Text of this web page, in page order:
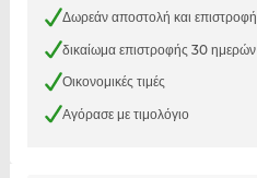
Δωρεάν αποστολή και επιστροφή
δικαίωμα επιστροφής 30 ημερών
Οικονομικές τιμές
Αγόρασε με τιμολόγιο